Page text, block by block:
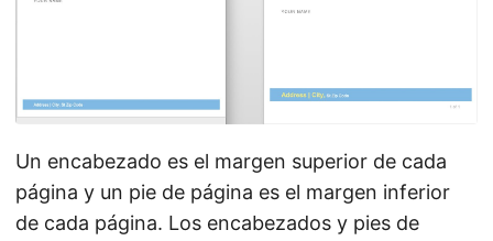
Un encabezado es el margen superior de cada
página y un pie de página es el margen inferior
de cada página. Los encabezados y pies de